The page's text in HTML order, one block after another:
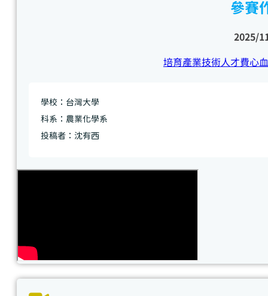
參賽
2025/
培育產業技術人才費心
學校：台灣大學
科系：農業化學系
投稿者：沈有西